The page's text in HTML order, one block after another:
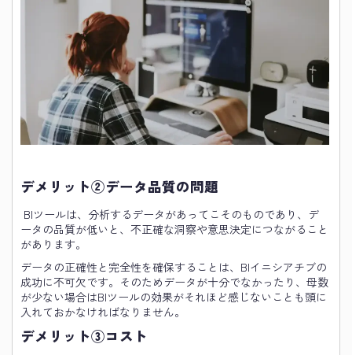
デメリット②データ品質の問題
BIツールは、分析するデータがあってこそのものであり、デ
ータの品質が低いと、不正確な洞察や意思決定につながること
があります。
データの正確性と完全性を確保することは、BIイニシアチブの
成功に不可欠です。そのためデータが十分でなかったり、母数
が少ない場合はBIツールの効果がそれほど感じないことも頭に
入れておかなければなりません。
デメリット③コスト